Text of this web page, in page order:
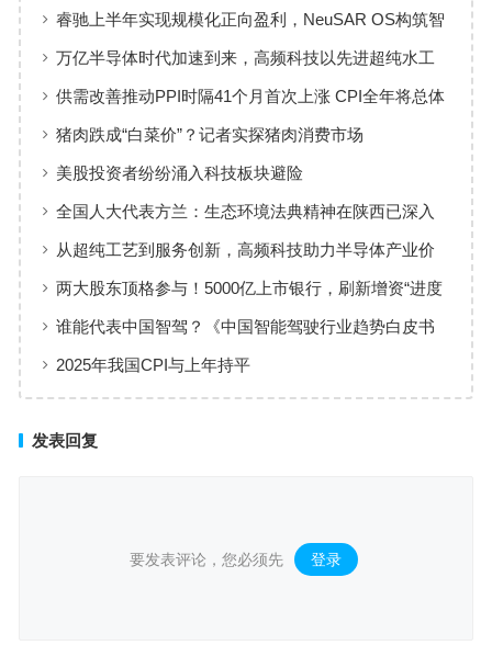
睿驰上半年实现规模化正向盈利，NeuSAR OS构筑智
能汽车软件增长新引擎
万亿半导体时代加速到来，高频科技以先进超纯水工
艺赋能高端制造
供需改善推动PPI时隔41个月首次上涨 CPI全年将总体
保持温和上涨趋势
猪肉跌成“白菜价”？记者实探猪肉消费市场
美股投资者纷纷涌入科技板块避险
全国人大代表方兰：生态环境法典精神在陕西已深入
人心
从超纯工艺到服务创新，高频科技助力半导体产业价
值共创
两大股东顶格参与！5000亿上市银行，刷新增资“进度
条”
谁能代表中国智驾？《中国智能驾驶行业趋势白皮书
（2025）》点名华为、元戎、Momenta
2025年我国CPI与上年持平
发表回复
要发表评论，您必须先 登录 。